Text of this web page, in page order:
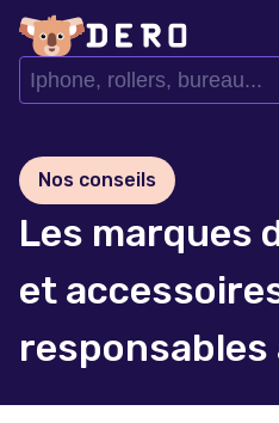
Nos conseils
Les marques
et